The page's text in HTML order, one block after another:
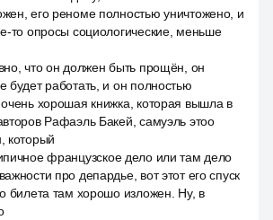
его реноме полностью уничтожено, и
то опросы социологические, меньше
что он должен быть прощён, он
будет работать, и он полностью
хорошая книжка, которая вышла в
Рафаэль Бакей, самуэль этоо
который
французское дело или там дело
про депардье, вот этот его спуск
билета там хорошо изложен. Ну, в